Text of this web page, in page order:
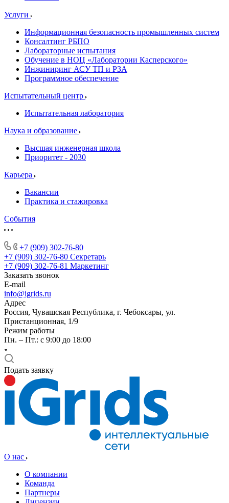
Услуги
Информационная безопасность промышленных систем
Консалтинг РБПО
Лабораторные испытания
Обучение в НОЦ «Лаборатории Касперского»
Инжиниринг АСУ ТП и РЗА
Программное обеспечение
Испытательный центр
Испытательная лаборатория
Наука и образование
Высшая инженерная школа
Приоритет - 2030
Карьера
Вакансии
Практика и стажировка
События
+7 (909) 302-76-80
+7 (909) 302-76-80 Секретарь
+7 (909) 302-76-81 Маркетинг
Заказать звонок
E-mail
info@igrids.ru
Адрес
Россия, Чувашская Республика, г. Чебоксары, ул.
Пристанционная, 1/9
Режим работы
Пн. – Пт.: с 9:00 до 18:00
Подать заявку
О нас
О компании
Команда
Партнеры